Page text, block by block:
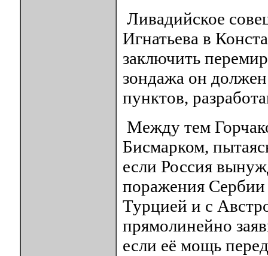
Ливадийское
Игнатьева в
заключить
зондажа он
пунктов,
Между тем
Бисмарком,
если Россия
поражения
Турцией и с
прямолинейно
если её мощь